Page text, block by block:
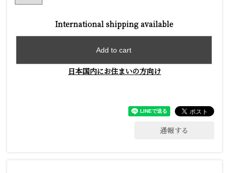
International shipping available
Add to cart
日本国内にお住まいの方向け
通報する